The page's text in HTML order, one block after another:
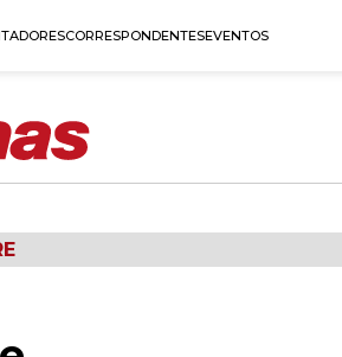
CORRESPONDENTESEVENTOS